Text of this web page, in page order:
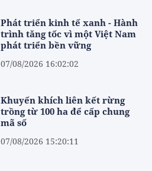
Phát triển kinh tế xanh - Hành
trình tăng tốc vì một Việt Nam
phát triển bền vững
07/08/2026 16:02:02
Khuyến khích liên kết rừng
trồng từ 100 ha để cấp chung
mã số
07/08/2026 15:20:11